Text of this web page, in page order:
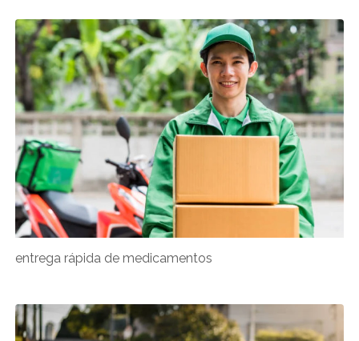
entrega rápida de medicamentos